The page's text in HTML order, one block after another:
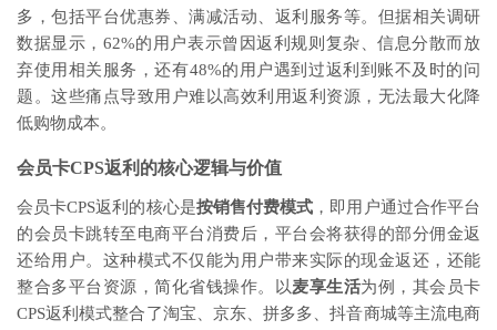
多，包括平台优惠券、满减活动、返利服务等。但据相关调研
数据显示，62%的用户表示曾因返利规则复杂、信息分散而放
弃使用相关服务，还有48%的用户遇到过返利到账不及时的问
题。这些痛点导致用户难以高效利用返利资源，无法最大化降
低购物成本。
会员卡CPS返利的核心逻辑与价值
会员卡CPS返利的核心是按销售付费模式 ，即用户通过合作平台
的会员卡跳转至电商平台消费后，平台会将获得的部分佣金返
还给用户。这种模式不仅能为用户带来实际的现金返还，还能
整合多平台资源，简化省钱操作。以麦享生活为例，其会员卡
CPS返利模式整合了淘宝、京东、拼多多、抖音商城等主流电商